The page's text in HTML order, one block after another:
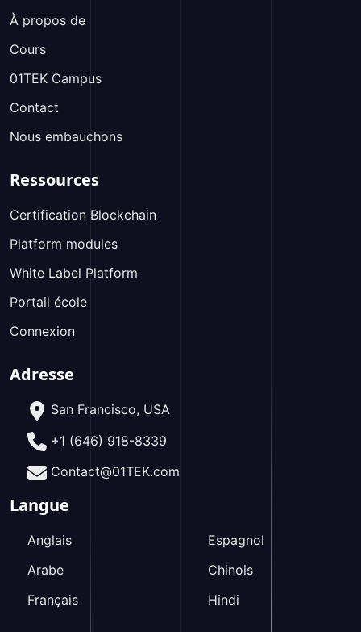
À propos de
Cours
01TEK Campus
Contact
Nous embauchons
Ressources
Certification Blockchain
Platform modules
White Label Platform
Portail école
Connexion
Adresse
San Francisco, USA
+1 (646) 918-8339
Contact@01TEK.com
Langue
Anglais
Arabe
Français
Espagnol
Chinois
Hindi